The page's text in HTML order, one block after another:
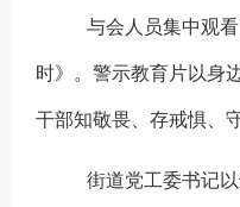
与会人员集中观
时》。警示教育片以身
干部知敬畏、存戒惧、
街道党工委书记